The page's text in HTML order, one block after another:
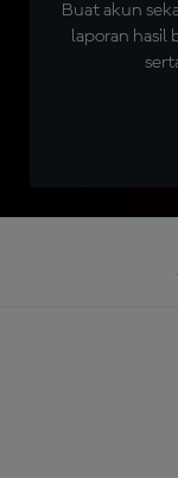
Buat akun
laporan hasil